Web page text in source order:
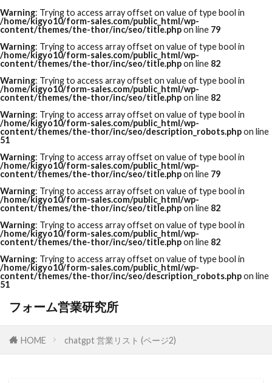
Warning: Trying to access array offset on value of type bool in
/home/kigyo10/form-sales.com/public_html/wp-
content/themes/the-thor/inc/seo/title.phpon line 79
Warning: Trying to access array offset on value of type bool in
/home/kigyo10/form-sales.com/public_html/wp-
content/themes/the-thor/inc/seo/title.phpon line 82
Warning: Trying to access array offset on value of type bool in
/home/kigyo10/form-sales.com/public_html/wp-
content/themes/the-thor/inc/seo/title.phpon line 82
Warning: Trying to access array offset on value of type bool in
/home/kigyo10/form-sales.com/public_html/wp-
content/themes/the-thor/inc/seo/description_robots.phpon line
51
Warning: Trying to access array offset on value of type bool in
/home/kigyo10/form-sales.com/public_html/wp-
content/themes/the-thor/inc/seo/title.phpon line 79
Warning: Trying to access array offset on value of type bool in
/home/kigyo10/form-sales.com/public_html/wp-
content/themes/the-thor/inc/seo/title.phpon line 82
Warning: Trying to access array offset on value of type bool in
/home/kigyo10/form-sales.com/public_html/wp-
content/themes/the-thor/inc/seo/title.phpon line 82
Warning: Trying to access array offset on value of type bool in
/home/kigyo10/form-sales.com/public_html/wp-
content/themes/the-thor/inc/seo/description_robots.phpon line
51
フォーム営業研究所
HOME chatgpt 営業リスト (ページ2)